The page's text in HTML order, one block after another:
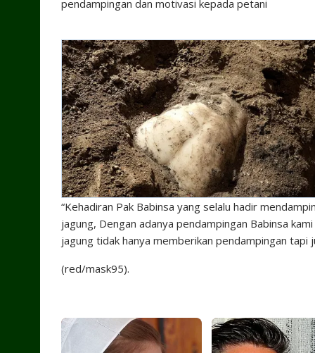
pendampingan dan motivasi kepada petani
“Kehadiran Pak Babinsa yang selalu hadir
jagung, Dengan adanya pendampingan Babinsa
jagung tidak hanya memberikan pendampingan tapi
(red/mask95).